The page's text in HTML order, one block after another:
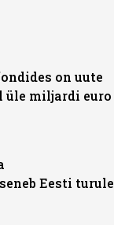
on uute
üle miljardi euro
Eesti turule